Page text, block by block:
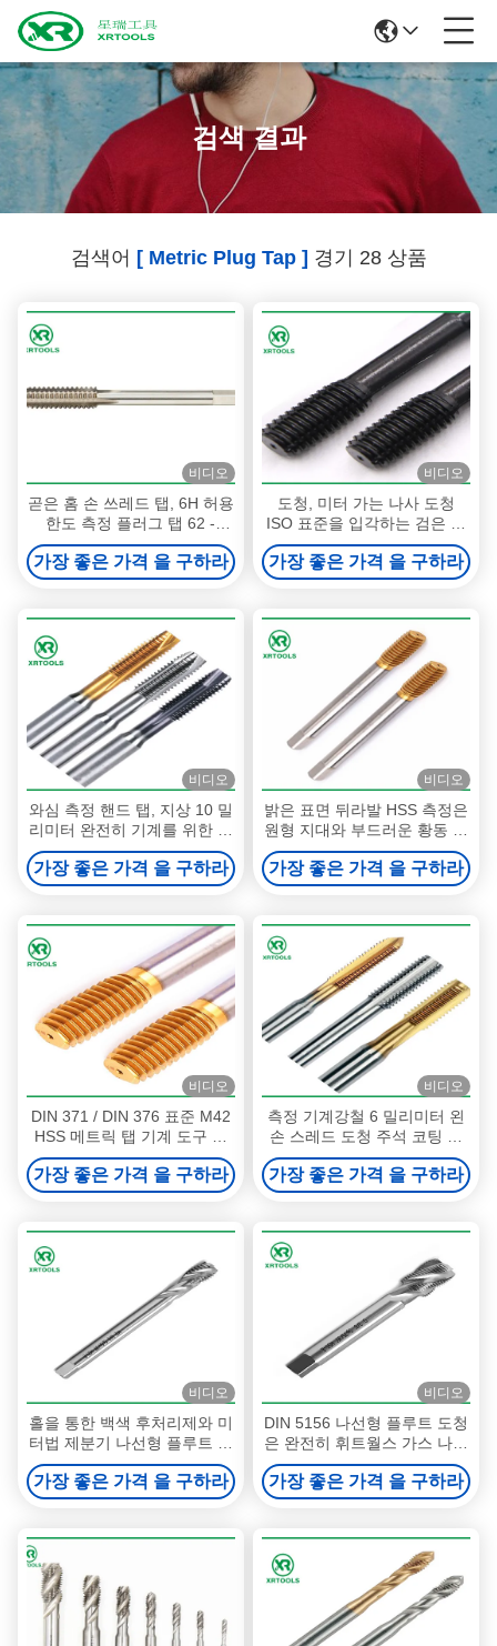
검색 결과
검색어 [ Metric Plug Tap ] 경기 28 상품
비디오
곧은 홈 손 쓰레드 탭, 6H 허용
한도 측정 플러그 탭 62 -
66HRC 견고성
가장 좋은 가격 을 구하라
비디오
도청, 미터 가는 나사 도청
ISO 표준을 입각하는 검은 끝
난 측정
가장 좋은 가격 을 구하라
비디오
와심 측정 핸드 탭, 지상 10 밀
리미터 완전히 기계를 위한 Ｘ
1 밀리미터 도청
가장 좋은 가격 을 구하라
비디오
밝은 표면 뒤라발 HSS 측정은
원형 지대와 부드러운 황동 재
질을 타진합니다
가장 좋은 가격 을 구하라
비디오
DIN 371 / DIN 376 표준 M42
HSS 메트릭 탭 기계 도구 부
품
가장 좋은 가격 을 구하라
비디오
측정 기계강철 6 밀리미터 왼
손 스레드 도청 주석 코팅 표
면 처리
가장 좋은 가격 을 구하라
비디오
홀을 통한 백색 후처리제와 미
터법 제분기 나선형 플루트 도
청 DIN 376
가장 좋은 가격 을 구하라
비디오
DIN 5156 나선형 플루트 도청
은 완전히 휘트월스 가스 나사
H1 정확성을 열심히 준비했습
니다
가장 좋은 가격 을 구하라